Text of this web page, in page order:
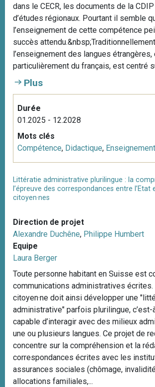
dans le CECR, les documents de la
d’études régionaux. Pourtant il semble
l’enseignement de cette compétence
succès attendu.&nbsp;Traditionnellement
l’enseignement des langues étrangères,
particulièrement du français, est centré
Plus
Durée
01.2025 - 12.2028
Mots clés
Compétence, Didactique, Enseignement
Littératie administrative plurilingue : la
l’épreuve des correspondances entre l’Etat
citoyen·nes
Direction de projet
Alexandre Duchêne, Philippe Humbert
Equipe
Laura Berger
Toute personne habitant en Suisse est
communications administratives écrites.
citoyen·ne doit ainsi développer une
administrative" parfois plurilingue,
capable d’interagir avec des milieux
une ou plusieurs langues. Ce projet de
concentre sur la compréhension et la
correspondances écrites avec les
assurances sociales (chômage,
allocations familiales,...